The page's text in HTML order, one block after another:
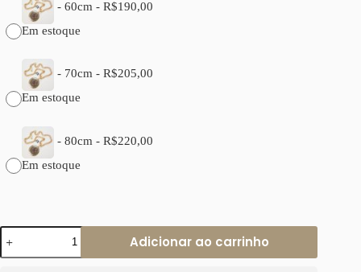
- 60cm - R$190,00
Em estoque
- 70cm - R$205,00
Em estoque
- 80cm - R$220,00
Em estoque
Colar
Tibetano
Madre
Adicionar ao carrinho